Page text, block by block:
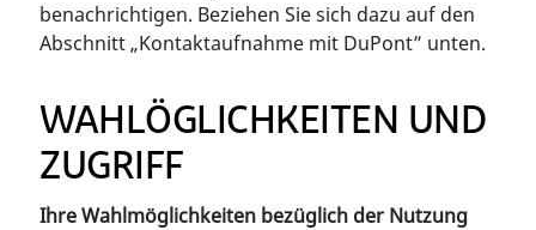
benachrichtigen. Beziehen Sie sich dazu auf den
Abschnitt „Kontaktaufnahme mit DuPont” unten.
WAHLÖGLICHKEITEN UND
ZUGRIFF
Ihre Wahlmöglichkeiten bezüglich der Nutzung